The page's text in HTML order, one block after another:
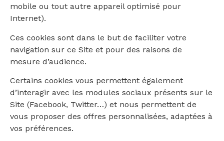
mobile ou tout autre appareil optimisé pour
Internet).
Ces cookies sont dans le but de faciliter votre
navigation sur ce Site et pour des raisons de
mesure d’audience.
Certains cookies vous permettent également
d’interagir avec les modules sociaux présents sur le
Site (Facebook, Twitter…) et nous permettent de
vous proposer des offres personnalisées, adaptées à
vos préférences.